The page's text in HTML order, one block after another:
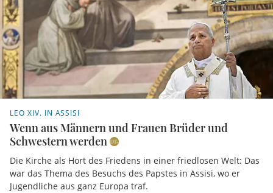
LEO XIV. IN ASSISI
Wenn aus Männern und Frauen Brüder und
Schwestern werden
Die Kirche als Hort des Friedens in einer friedlosen Welt: Das
war das Thema des Besuchs des Papstes in Assisi, wo er
Jugendliche aus ganz Europa traf.